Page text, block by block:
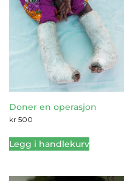
Doner en operasjon
kr 500
Legg i handlekurv